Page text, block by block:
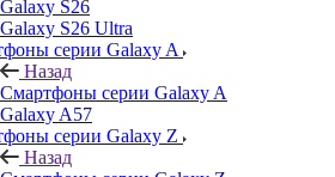
Galaxy S26
Galaxy S26 Ultra
серии Galaxy A
Назад
Смартфоны серии Galaxy A
Galaxy A57
серии Galaxy Z
Назад